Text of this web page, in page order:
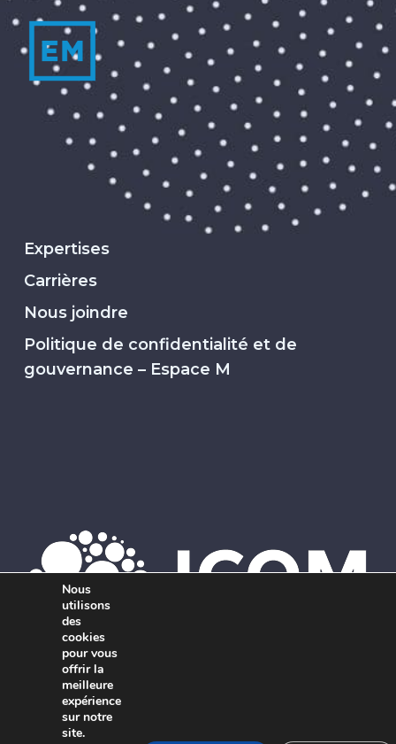
Expertises
Carrières
Nous joindre
Politique de confidentialité et de
gouvernance – Espace M
Membre de l’ICOM. Le réseau mondial d’agences de marketing
indépendantes et interdisciplinaires.
Nous
utilisons
des
cookies
pour vous
offrir la
meilleure
expérience
sur notre
site.